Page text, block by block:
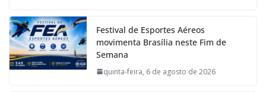
Festival de Esportes Aéreos
movimenta Brasília neste Fim de
Semana
quinta-feira, 6 de agosto de 2026